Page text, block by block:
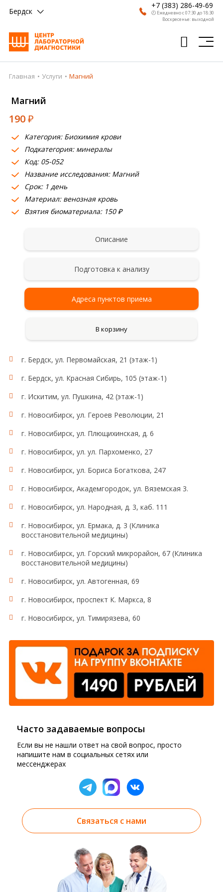
Бердск
+7 (383) 286-49-69
🕗 Ежедневно с 07:30 до 18:30
Воскресенье: выходной
Главная
Анализы
Врачи
Получить результат
Пациентам
О компании
Где сдать
Главная Услуги Магний
Магний
190₽
Категория: Биохимия крови
Подкатегория: минералы
Код: 05-052
Название исследования: Магний
Срок: 1 день
Материал: венозная кровь
Взятия биоматериала: 150 ₽
Описание
Подготовка к анализу
Адреса пунктов приема
В корзину
г. Бердск, ул. Первомайская, 21 (этаж-1)
г. Бердск, ул. Красная Сибирь, 105 (этаж-1)
г. Искитим, ул. Пушкина, 42 (этаж-1)
г. Новосибирск, ул. Героев Революции, 21
г. Новосибирск, ул. Плющихинская, д. 6
г. Новосибирск, ул. ул. Пархоменко, 27
г. Новосибирск, ул. Бориса Богаткова, 247
г. Новосибирск, Академгородок, ул. Вяземская 3.
г. Новосибирск, ул. Народная, д. 3, каб. 111
г. Новосибирск, ул. Ермака, д. 3 (Клиника
восстановительной медицины)
г. Новосибирск, ул. Горский микрорайон, 67 (Клиника
восстановительной медицины)
г. Новосибирск, ул. Автогенная, 69
г. Новосибирск, проспект К. Маркса, 8
г. Новосибирск, ул. Тимирязева, 60
Часто задаваемые вопросы
Если вы не нашли ответ на свой вопрос, просто
напишите нам в социальных сетях или
мессенджерах
Связаться с нами